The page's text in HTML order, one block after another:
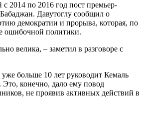
2014 по 2016 год пост премьер-
Давутоглу сообщил о
демократии и прорыва, которая, по
ошибочной политики.
велика, – заметил в разговоре с
больше 10 лет руководит Кемаль
конечно, дало ему повод
не проявив активных действий в